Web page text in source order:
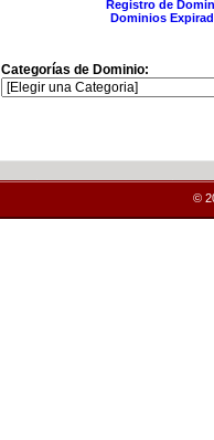
Registro de
Dominios
Categorías de Dominio:
©